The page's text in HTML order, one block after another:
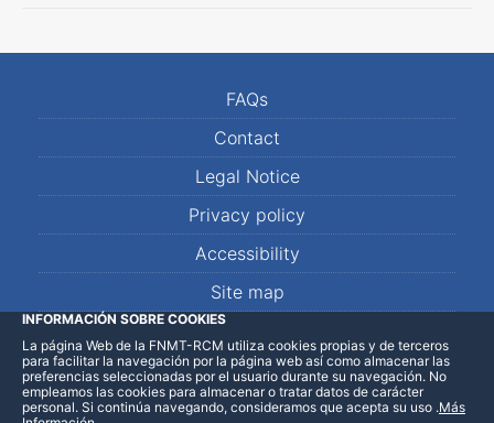
FAQs
Contact
Legal Notice
Privacy policy
Accessibility
Site map
LinkedInFacebookWhatsApp
INFORMACIÓN SOBRE COOKIES
La página Web de la FNMT-RCM utiliza cookies propias y de terceros
para facilitar la navegación por la página web así como almacenar las
preferencias seleccionadas por el usuario durante su navegación. No
empleamos las cookies para almacenar o tratar datos de carácter
personal. Si continúa navegando, consideramos que acepta su uso .Más